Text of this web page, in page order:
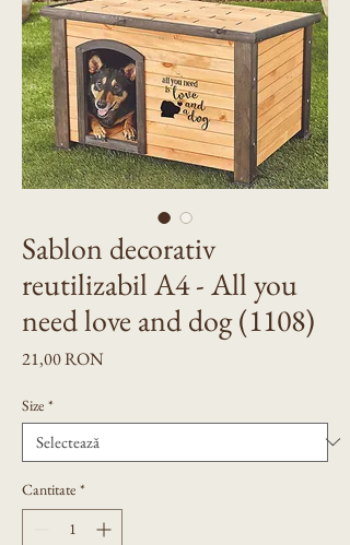
Sablon decorativ
reutilizabil A4 - All you
need love and dog (1108)
21,00 RONPreț
Size *
Cantitate *